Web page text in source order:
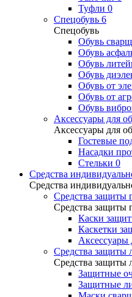
Туфли 0
Спецобувь 6
Спецобувь
Обувь
Обувь
Обувь
Обувь
Обувь от
Обувь от
Обувь
Аксессуары для
Аксессуары для
Гостевые
Насадки
Стельки 0
Средства
Средства
Средства защиты
Средства защиты
Каски
Каскетки
Аксессуары
Средства защиты
Средства защиты
Защитные
Защитные